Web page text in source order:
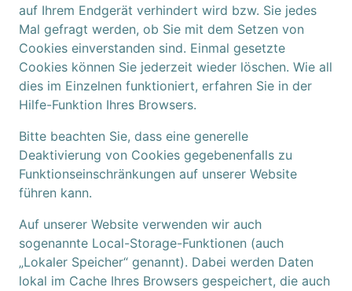
auf Ihrem Endgerät verhindert wird bzw. Sie jedes
Mal gefragt werden, ob Sie mit dem Setzen von
Cookies einverstanden sind. Einmal gesetzte
Cookies können Sie jederzeit wieder löschen. Wie all
dies im Einzelnen funktioniert, erfahren Sie in der
Hilfe-Funktion Ihres Browsers.
Bitte beachten Sie, dass eine generelle
Deaktivierung von Cookies gegebenenfalls zu
Funktionseinschränkungen auf unserer Website
führen kann.
Auf unserer Website verwenden wir auch
sogenannte Local-Storage-Funktionen (auch
„Lokaler Speicher“ genannt). Dabei werden Daten
lokal im Cache Ihres Browsers gespeichert, die auch